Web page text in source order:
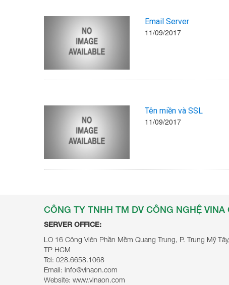
Email Server
11/09/2017
Tên miền và SSL
11/09/2017
CÔNG TY TNHH TM DV CÔNG NGHỆ VINA
SERVER OFFICE:
LO 16 Công Viên Phần Mềm Quang Trung, P. Trung Mỹ Tây,
TP HCM
Tel: 028.6658.1068
Email: info@vinaon.com
Website: www.vinaon.com